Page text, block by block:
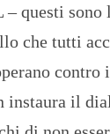
– questi sono
che tutti
contro
instaura il